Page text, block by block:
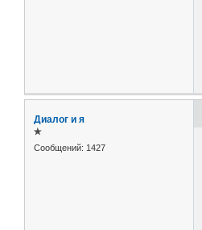
Диалог и я
✯
Сообщений: 1427